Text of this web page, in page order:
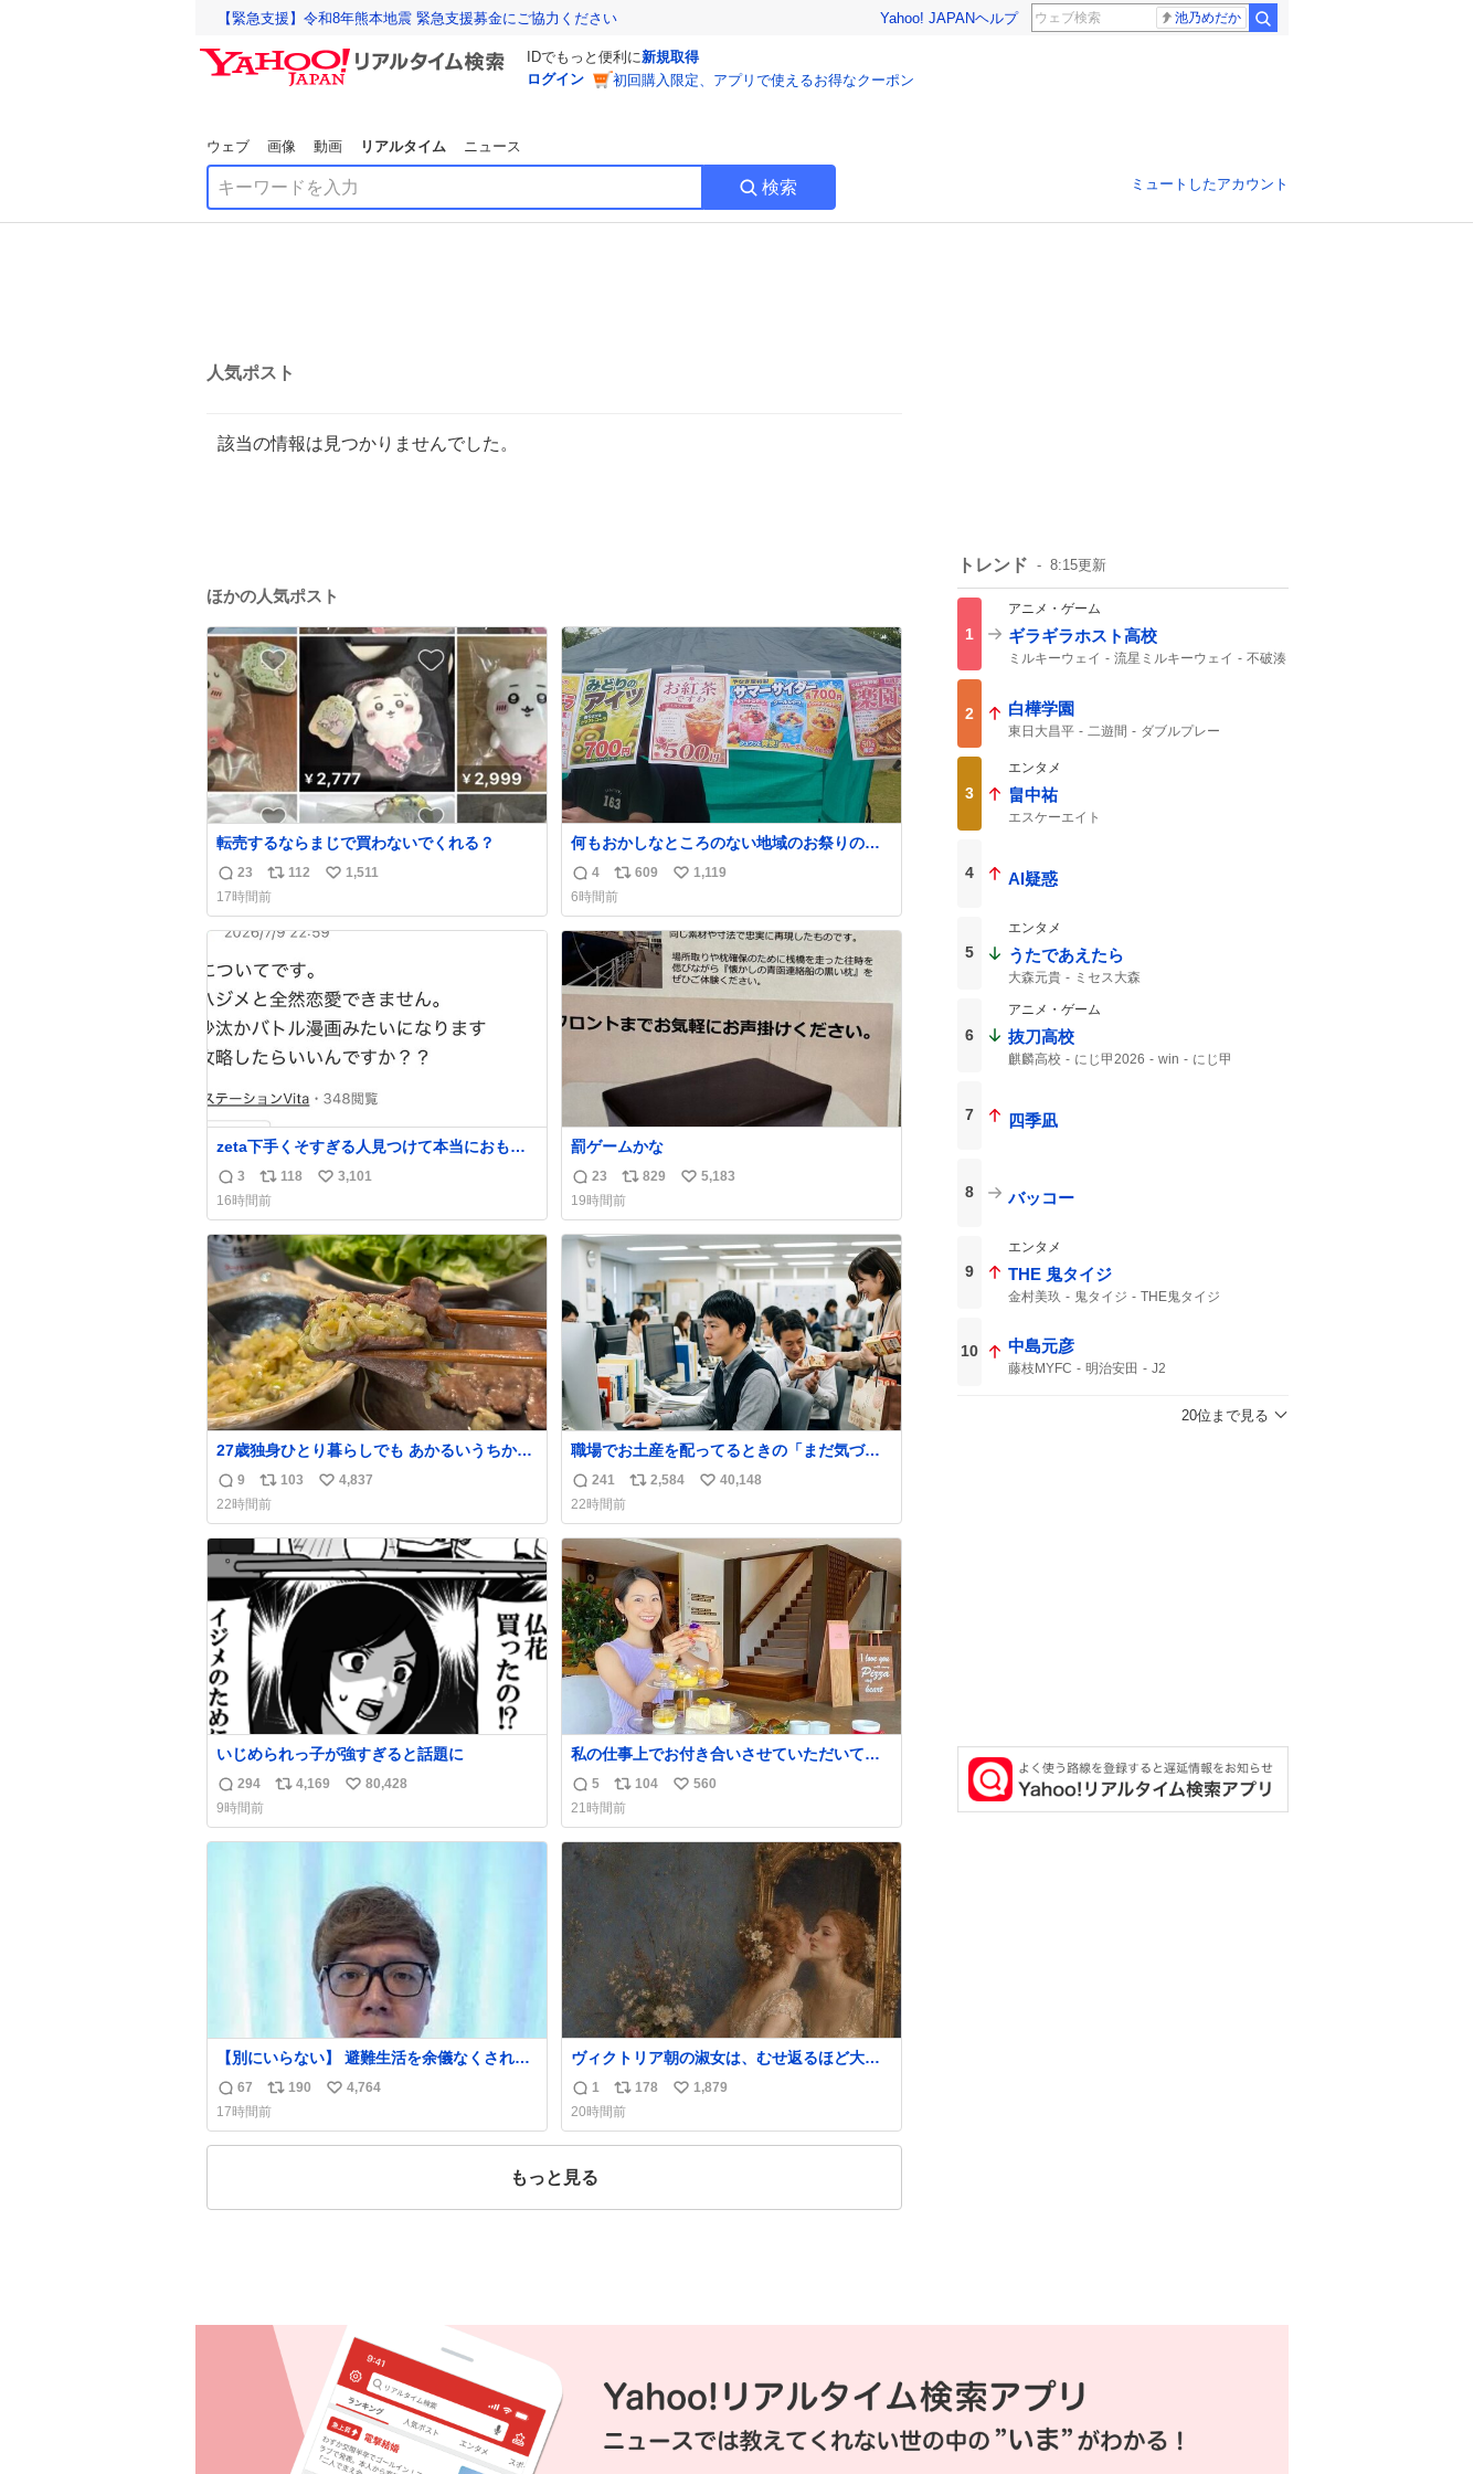
【緊急支援】令和8年熊本地震 緊急支援募金にご協力ください Yahoo! JAPANヘルプ 池乃めだか
IDでもっと便利に新規取得
ログイン
初回購入限定、アプリで使えるお得なクーポン
ウェブ 画像 動画 リアルタイム ニュース
検索 ミュートしたアカウント
人気ポスト
該当の情報は見つかりませんでした。
ほかの人気ポスト
転売するならまじで買わないでくれる？
返
信
数
23
リ
ポ
ス
数
112
い
ね
1,511
17時間前
何もおかしなところのない地域のお祭りの屋
台。あとなんか割と聞き馴染みのあるBGMが
流れてます #関広見まつり #関広見まつり
2026
返
信
数
4
リ
ポ
ス
ト
数
609
い
ね
数
1,119
6時間前
zeta下手くそすぎる人見つけて本当におもろ
い
返
信
数
3
リ
ポ
ス
ト
数
118
い
ね
数
3,101
16時間前
罰ゲームかな
返
信
数
23
リ
ポ
ス
ト
数
829
い
ね
数
5,183
19時間前
27歳独身ひとり暮らしでも あかるいうちから
呑みながらキッチンでひとり焼肉できてしあ
わせだもん՞ o̴̶̷̥ ̫ o̴̶̷̥ ՞
返
信
数
9
リ
ポ
ス
ト
数
103
い
ね
数
4,837
22時間前
職場でお土産を配ってるときの「まだ気づい
てませんよ」的な演技が毎回シンドい。
返
信
数
241
リ
ス
ト
数
2,584
い
ね
数
40,148
22時間前
いじめられっ子が強すぎると話題に
返
信
数
294
リ
ス
4,169
い
ね
80,428
9時間前
私の仕事上でお付き合いさせていただいてい
る富裕層の社長さん達は、こんな事しない。
こんな自慢は一切しないし、なんなら表に出
てこない。 自分に自信がない半端モンはブラ
ンドで自分を飾りキラキラ自慢をする。 #折
田楓 #merchu
返
信
数
5
リ
ポ
ス
ト
104
い
ね
560
21時間前
【別にいらない】 避難生活を余儀なくされて
いる子どもたちのためにヒカキンボックス
1000個を寄付させていただきました
返
信
数
67
リ
ポ
ス
190
い
ね
4,764
17時間前
ヴィクトリア朝の淑女は、むせ返るほど大量
の香水を身につけるものではないとされてい
た。それでも香水は、髪や肌の手入れと同じ
くらい、ヴィクトリア朝の女性達の美容習慣
に欠かせないものだった。 当時の香水は、現
の大部分は薔薇、菫、ベルガモット、
返
信
数
1
リ
ポ
ス
178
い
ね
1,879
20時間前
もっと見る
トレンド 8:15更新
1
アニメ・ゲーム
ギラギラホスト高校
ミルキーウェイ 流星ミルキーウェイ 不破湊
2 白樺学園
東日大昌平 二遊間
ダブルプレー
グラブトス
スーパープレー
3
エンタメ
畠中祐
エスケーエイト
4 AI疑惑
5
エンタメ
うたであえたら
大森元貴 ミセス大森
6
アニメ・ゲーム
抜刀高校
麒麟高校 にじ甲2026 win にじ甲
7 四季凪
8 バッコー
9
エンタメ
THE 鬼タイジ
金村美玖 鬼タイジ THE鬼タイジ
10 中島元彦
藤枝MYFC 明治安田 J2
20位まで見る